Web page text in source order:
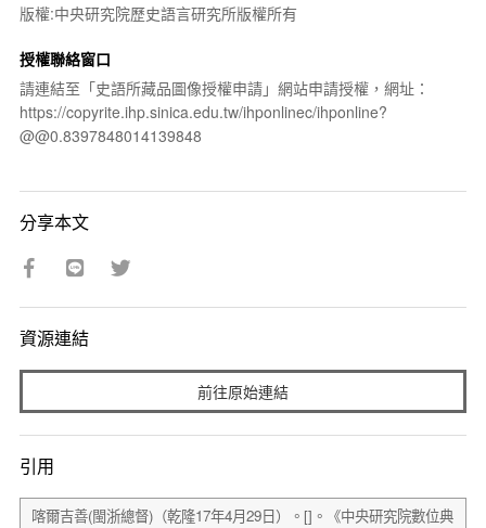
版權:中央研究院歷史語言研究所版權所有
授權聯絡窗口
請連結至「史語所藏品圖像授權申請」網站申請授權，網址：
https://copyrite.ihp.sinica.edu.tw/ihponlinec/ihponline?
@@0.8397848014139848
分享本文
資源連結
前往原始連結
引用